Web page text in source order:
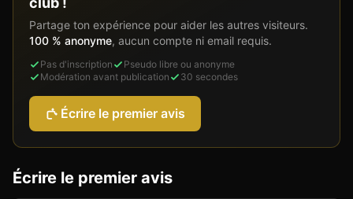
Partage ton expérience pour aider les autres visiteurs.
100 % anonyme, aucun compte ni email requis.
Pas d'inscription
Pseudo libre ou anonyme
Modération avant publication
30 secondes
Écrire le premier avis
Écrire le premier avis